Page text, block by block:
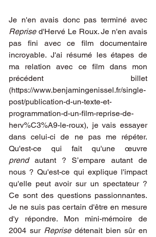
Reprise d'Hervé Le Roux. Je n'en avais
pas fini avec ce film documentaire
incroyable. J'ai résumé les étapes de
ma relation avec ce film dans mon
précédent billet
(https://www.benjamingenissel.fr/single-
post/publication-d-un-texte-et-
programmation-d-un-film-reprise-de-
herv%C3%A9-le-roux), je vais essayer
dans celui-ci de ne pas me répéter.
prend autant ? S’empare autant de
nous ? Qu'est-ce qui explique l'impact
qu'elle peut avoir sur un spectateur ?
Ce sont des questions passionnantes.
Je ne suis pas certain d'être en mesure
d'y répondre. Mon mini-mémoire de
2004 sur Reprise détenait bien sûr en